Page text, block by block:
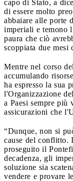
capo di Stato, a
di essere molto
abbaiare alle porte
imperiali e temono
paura che ciò
scoppiata due mesi
Mentre nel corso
accumulando
ha espresso la sua
l'Organizzazione
a Paesi sempre più
assicurazioni che
“Dunque, non si
cause del conflitto.
proseguito il
decadenza, gli
soluzione sia
vendere e provare